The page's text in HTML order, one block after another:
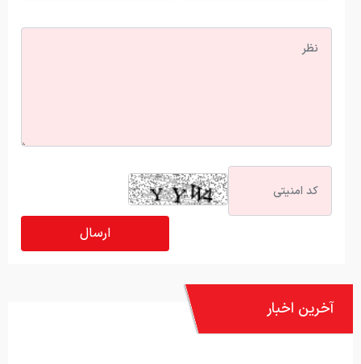
آخرین اخبار